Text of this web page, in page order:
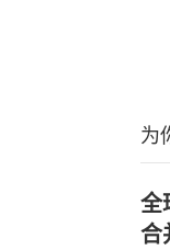
为
全
合